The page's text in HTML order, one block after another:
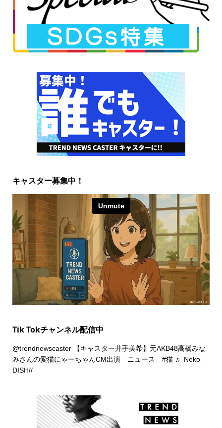
キャスター募集中！
Tik Tokチャンネル配信中
@trendnewscaster【キャスター井手美希】元AKB48高橋みな
みさんの愛猫にゃーちゃんCM出演 ニュース #猫 ♬ Neko -
DISH//